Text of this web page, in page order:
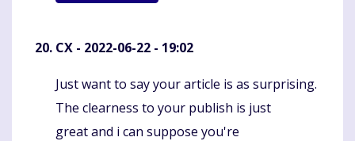
CX - 2022-06-22 - 19:02
Komentaras
Just want to say your article is as surprising.
The clearness to your publish is just
great and i can suppose you're